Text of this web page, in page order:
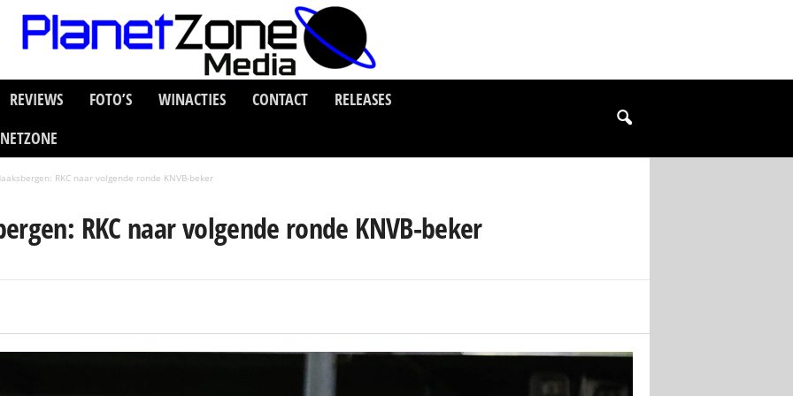
REVIEWS FOTO’S WINACTIES CONTACT
RELEASES
RKC naar volgende ronde KNVB-beker
RKC naar volgende ronde KNVB-beker